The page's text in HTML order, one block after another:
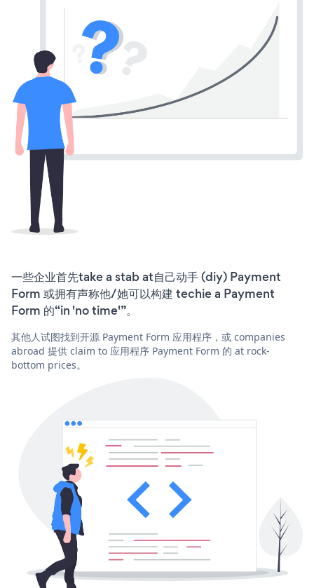
一些企业首先take a stab at自己动手 (diy) Payment
Form 或拥有声称他/她可以构建 techie a Payment
Form 的“in 'no time'”。
其他人试图找到开源 Payment Form 应用程序，或 companies
abroad 提供 claim to 应用程序 Payment Form 的 at rock-
bottom prices。